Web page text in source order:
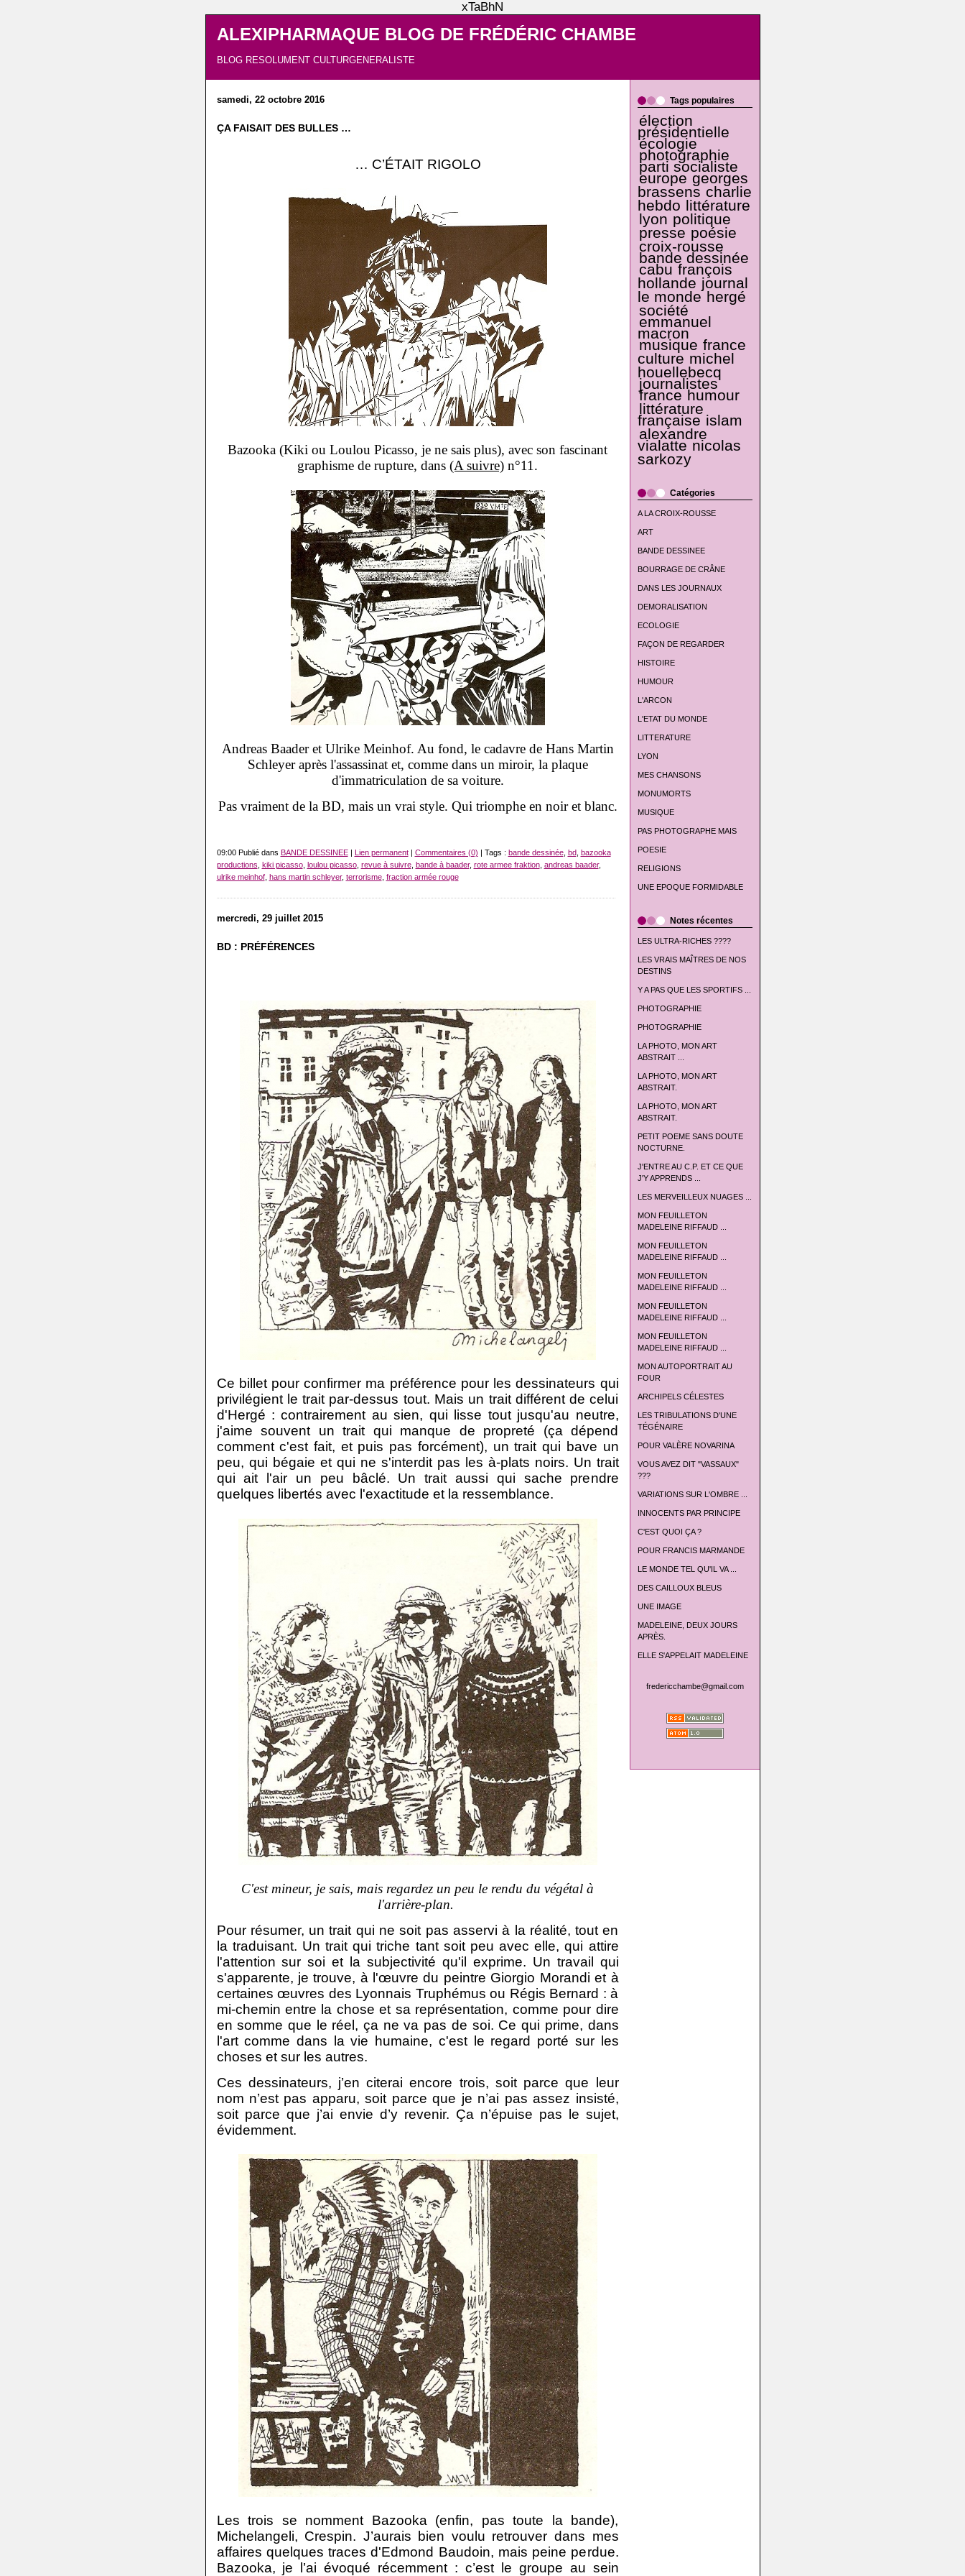
xTaBhN
ALEXIPHARMAQUE BLOG DE FRÉDÉRIC CHAMBE
BLOG RESOLUMENT CULTURGENERALISTE
Tags populaires
élection
présidentielle
écologie
photographie
parti socialiste
europe georges
brassens charlie
hebdo littérature
lyon politique
presse poésie
croix-rousse
bande dessinée
cabu françois
hollande journal
le monde hergé
société
emmanuel
macron
musique france
culture michel
houellebecq
journalistes
france humour
littérature
française islam
alexandre
vialatte nicolas
sarkozy
Catégories
A LA CROIX-ROUSSE
ART
BANDE DESSINEE
BOURRAGE DE CRÂNE
DANS LES JOURNAUX
DEMORALISATION
ECOLOGIE
FAÇON DE REGARDER
HISTOIRE
HUMOUR
L'ARCON
L'ETAT DU MONDE
LITTERATURE
LYON
MES CHANSONS
MONUMORTS
MUSIQUE
PAS PHOTOGRAPHE MAIS
POESIE
RELIGIONS
UNE EPOQUE FORMIDABLE
Notes récentes
LES ULTRA-RICHES ????
LES VRAIS MAÎTRES DE NOS
DESTINS
Y A PAS QUE LES SPORTIFS ...
PHOTOGRAPHIE
PHOTOGRAPHIE
LA PHOTO, MON ART
ABSTRAIT ...
LA PHOTO, MON ART
ABSTRAIT.
LA PHOTO, MON ART
ABSTRAIT.
PETIT POEME SANS DOUTE
NOCTURNE.
J'ENTRE AU C.P. ET CE QUE
J'Y APPRENDS ...
LES MERVEILLEUX NUAGES ...
MON FEUILLETON
MADELEINE RIFFAUD ...
MON FEUILLETON
MADELEINE RIFFAUD ...
MON FEUILLETON
MADELEINE RIFFAUD ...
MON FEUILLETON
MADELEINE RIFFAUD ...
MON FEUILLETON
MADELEINE RIFFAUD ...
MON AUTOPORTRAIT AU
FOUR
ARCHIPELS CÉLESTES
LES TRIBULATIONS D'UNE
TÉGÉNAIRE
POUR VALÈRE NOVARINA
VOUS AVEZ DIT "VASSAUX"
???
VARIATIONS SUR L'OMBRE ...
INNOCENTS PAR PRINCIPE
C'EST QUOI ÇA ?
POUR FRANCIS MARMANDE
LE MONDE TEL QU'IL VA ...
DES CAILLOUX BLEUS
UNE IMAGE
MADELEINE, DEUX JOURS
APRÈS.
ELLE S'APPELAIT MADELEINE
fredericchambe@gmail.com
samedi, 22 octobre 2016
ÇA FAISAIT DES BULLES …
… C’ÉTAIT RIGOLO
Bazooka (Kiki ou Loulou Picasso, je ne sais plus), avec son fascinant
graphisme de rupture, dans (A suivre) n°11.
Andreas Baader et Ulrike Meinhof. Au fond, le cadavre de Hans Martin
Schleyer après l'assassinat et, comme dans un miroir, la plaque
d'immatriculation de sa voiture.
Pas vraiment de la BD, mais un vrai style. Qui triomphe en noir et blanc.
09:00 Publié dans BANDE DESSINEE| Lien permanent| Commentaires (0) | Tags : bande dessinée, bd, bazooka
productions kiki picasso, loulou picasso, revue à suivre, bande à baader, rote armee fraktion, andreas baader,
ulrike meinhof, hans martin schleyer, terrorisme, fraction armée rouge
mercredi, 29 juillet 2015
BD : PRÉFÉRENCES
Ce billet pour confirmer ma préférence pour les dessinateurs qui
privilégient le trait par-dessus tout. Mais un trait différent de celui
d'Hergé : contrairement au sien, qui lisse tout jusqu'au neutre,
j'aime souvent un trait qui manque de propreté (ça dépend
comment c'est fait, et puis pas forcément), un trait qui bave un
peu, qui bégaie et qui ne s'interdit pas les à-plats noirs. Un trait
qui ait l'air un peu bâclé. Un trait aussi qui sache prendre
quelques libertés avec l'exactitude et la ressemblance.
C'est mineur, je sais, mais regardez un peu le rendu du végétal à
l'arrière-plan.
Pour résumer, un trait qui ne soit pas asservi à la réalité, tout en
la traduisant. Un trait qui triche tant soit peu avec elle, qui attire
l'attention sur soi et la subjectivité qu'il exprime. Un travail qui
s'apparente, je trouve, à l'œuvre du peintre Giorgio Morandi et à
certaines œuvres des Lyonnais Truphémus ou Régis Bernard : à
mi-chemin entre la chose et sa représentation, comme pour dire
en somme que le réel, ça ne va pas de soi. Ce qui prime, dans
l'art comme dans la vie humaine, c'est le regard porté sur les
choses et sur les autres.
Ces dessinateurs, j’en citerai encore trois, soit parce que leur
nom n’est pas apparu, soit parce que je n’ai pas assez insisté,
soit parce que j’ai envie d’y revenir. Ça n’épuise pas le sujet,
évidemment.
Les trois se nomment Bazooka (enfin, pas toute la bande),
Michelangeli, Crespin. J’aurais bien voulu retrouver dans mes
affaires quelques traces d'Edmond Baudoin, mais peine perdue.
Bazooka, je l’ai évoqué récemment : c’est le groupe au sein